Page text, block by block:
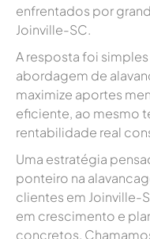
enfrentados por
Joinville-SC.
A resposta foi
abordagem de
maximize aportes
eficiente, ao mesmo
rentabilidade real
Uma estratégia
ponteiro na
clientes em Joinville-
em crescimento e
concretos.